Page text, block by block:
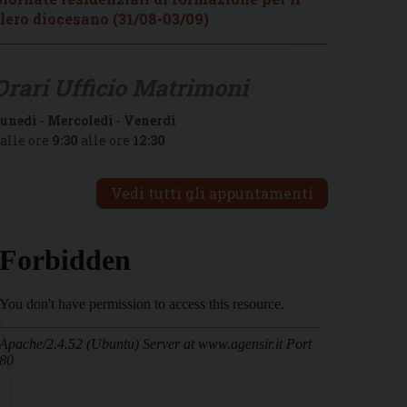
diocesano (31/08-03/09)
- Mercoledì - Venerdì
ore 9:30 alle ore 12:30
Vedi tutti gli appuntamenti